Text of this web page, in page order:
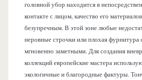
головной убор находится в
контакте с лицом, качество его
безупречным. В этой зоне любые
неровные строчки или плохая фурнитура
мгновенно заметными. Для создания
коллекций европейские мастера
экологичные и благородные фактуры.